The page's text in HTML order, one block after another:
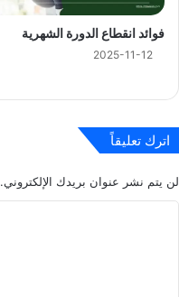
فوائد انقطاع الدورة الشهرية
2025-11-12
اترك تعليقاً
لن يتم نشر عنوان بريدك الإلكتروني.